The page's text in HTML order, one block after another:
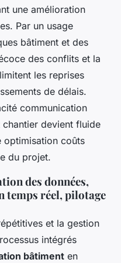
une amélioration
Par un usage
bâtiment et des
des conflits et la
les reprises
de délais.
communication
devient fluide
optimisation coûts
du projet.
des données,
temps réel, pilotage
et la gestion
intégrés
bâtiment en